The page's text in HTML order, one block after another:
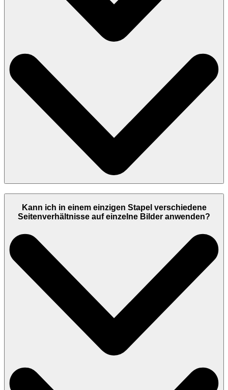
Kann ich in einem einzigen Stapel verschiedene
Seitenverhältnisse auf einzelne Bilder anwenden?